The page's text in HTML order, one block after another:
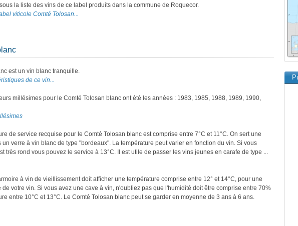
la liste des vins de ce label produits dans la commune de Roquecor.
viticole Comté Tolosan...
est un vin blanc tranquille.
de ce vin...
millésimes pour le Comté Tolosan blanc ont été les années : 1983, 1985, 1988, 1989, 1990,
de service recquise pour le Comté Tolosan blanc est comprise entre 7°C et 11°C. On sert une
verre à vin blanc de type "bordeaux". La température peut varier en fonction du vin. Si vous
très rond vous pouvez le service à 13°C. Il est utile de passer les vins jeunes en carafe de type ...
à vin de vieillissement doit afficher une température comprise entre 12° et 14°C, pour une
votre vin. Si vous avez une cave à vin, n'oubliez pas que l'humidité doit être comprise entre 70%
entre 10°C et 13°C. Le Comté Tolosan blanc peut se garder en moyenne de 3 ans à 6 ans.